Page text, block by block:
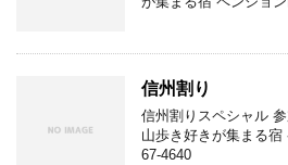
信州割り
信州割りスペシャル
山歩き好きが集まる
67-4640